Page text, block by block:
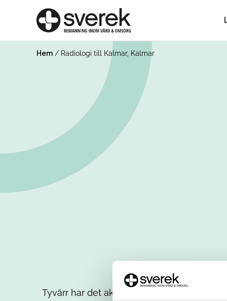
Hem / Radiologi till Kalmar, Kalmar
Tyvärr har det aktuella jobbet tagits bort